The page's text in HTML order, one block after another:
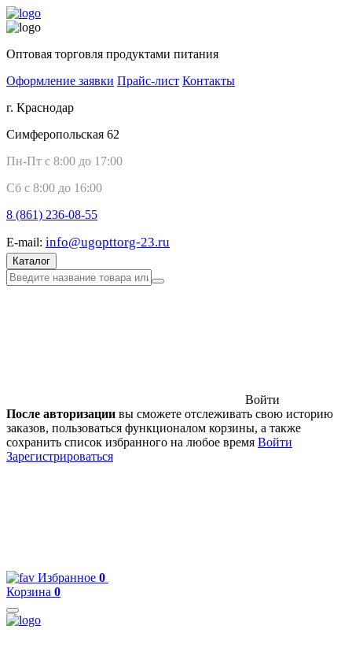
Оптовая торговля продуктами питания
Оформление заявки Прайс-лист Контакты
г. Краснодар
Симферопольская 62
Пн-Пт с 8:00 до 17:00
Сб с 8:00 до 16:00
8 (861) 236-08-55
E-mail: info@ugopttorg-23.ru
Каталог
Войти
После авторизации вы сможете отслеживать свою историю
заказов, пользоваться функционалом корзины, а также
сохранить список избранного на любое время Войти
Зарегистрироваться
Избранное 0
Корзина 0